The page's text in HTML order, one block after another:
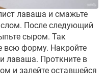
лаваша и смажьте
После следующий
сыром. Так
всю форму. Накройте
лаваша. Проткните в
и залейте оставшейся